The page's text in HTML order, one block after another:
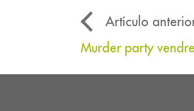
Artículo
Murder party